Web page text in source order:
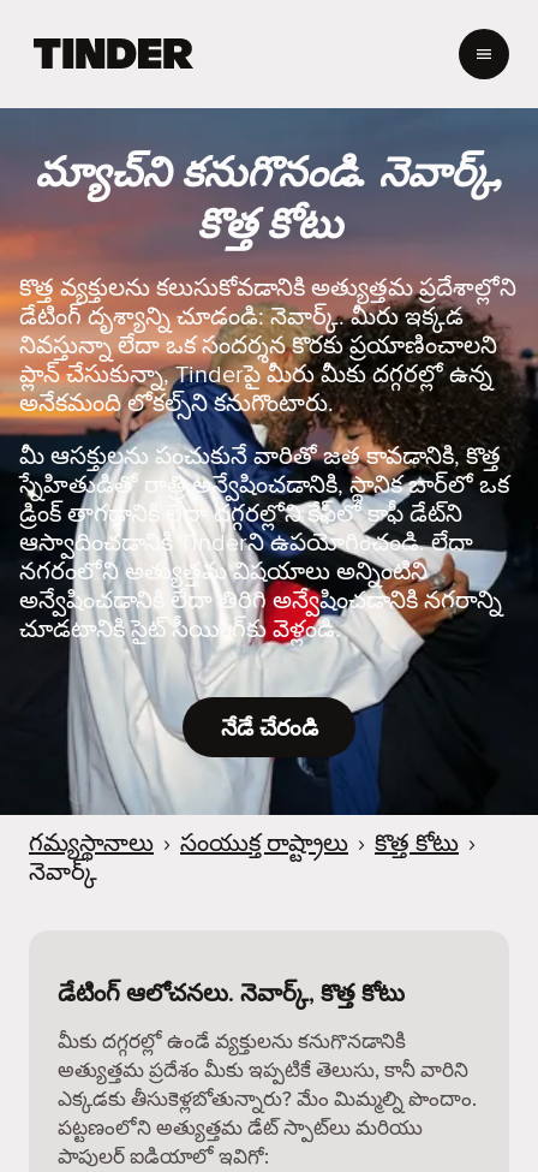
e
r
హో
మ్
మ్యాచ్‌ని కనుగొనండి. నెవార్క్,
కొత్త కోటు
కొత్త వ్యక్తులను కలుసుకోవడానికి అత్యుత్తమ ప్రదేశాల్లోని
డేటింగ్ దృశ్యాన్ని చూడండి: నెవార్క్. మీరు ఇక్కడ
నివస్తున్నా లేదా ఒక సందర్శన కొరకు ప్రయాణించాలని
ప్లాన్ చేసుకున్నా, Tinderపై మీరు మీకు దగ్గరల్లో ఉన్న
అనేకమంది లోకల్స్‌ని కనుగొంటారు.
మీ ఆసక్తులను పంచుకునే వారితో జత కావడానికి, కొత్త
స్నేహితుడితో రాత్రి అన్వేషించడానికి, స్థానిక బార్‌లో ఒక
డ్రింక్ తాగడానికి లేదా దగ్గరల్లోని కేఫ్‌లో కాఫీ డేట్‌ని
ఆస్వాదించడానికి Tinderని ఉపయోగించండి. లేదా
నగరంలోని అత్యుత్తమ విషయాలు అన్నింటిని
అన్వేషించడానికి లేదా తిరిగి అన్వేషించడానికి నగరాన్ని
చూడటానికి సైట్ సీయింగ్‌కు వెళ్లండి.
నేడే చేరండి
గమ్యస్థానాలు › సంయుక్త రాష్ట్రాలు › కొత్త కోటు ›
నెవార్క్
డేటింగ్ ఆలోచనలు. నెవార్క్, కొత్త కోటు
మీకు దగ్గరల్లో ఉండే వ్యక్తులను కనుగొనడానికి
అత్యుత్తమ ప్రదేశం మీకు ఇప్పటికే తెలుసు, కానీ వారిని
ఎక్కడకు తీసుకెళ్లబోతున్నారు? మేం మిమ్మల్ని పొందాం.
పట్టణంలోని అత్యుత్తమ డేట్ స్పాట్‌లు మరియు
పాపులర్ ఐడియాలో ఇవిగో: